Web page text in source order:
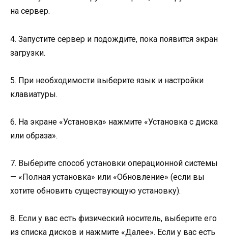
на сервер.
4. Запустите сервер и подождите, пока появится экран
загрузки.
5. При необходимости выберите язык и настройки
клавиатуры.
6. На экране «Установка» нажмите «Установка с диска
или образа».
7. Выберите способ установки операционной системы
— «Полная установка» или «Обновление» (если вы
хотите обновить существующую установку).
8. Если у вас есть физический носитель, выберите его
из списка дисков и нажмите «Далее». Если у вас есть